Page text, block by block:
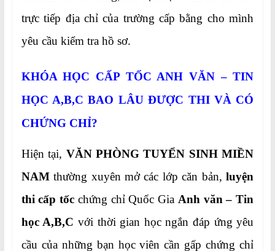
trực tiếp địa chỉ của trường cấp bằng cho mình
yêu cầu kiểm tra hồ sơ.
KHÓA HỌC CẤP TỐC ANH VĂN – TIN
HỌC A,B,C BAO LÂU ĐƯỢC THI VÀ CÓ
CHỨNG CHỈ?
Hiện tại, VĂN PHÒNG TUYỂN SINH MIỀN
NAMthường xuyên mở các lớp căn bản,luyện
thi cấp tốc chứng chỉ Quốc Gia Anh văn – Tin
học A,B,C với thời gian học ngắn đáp ứng yêu
cầu của những bạn học viên cần gấp chứng chỉ